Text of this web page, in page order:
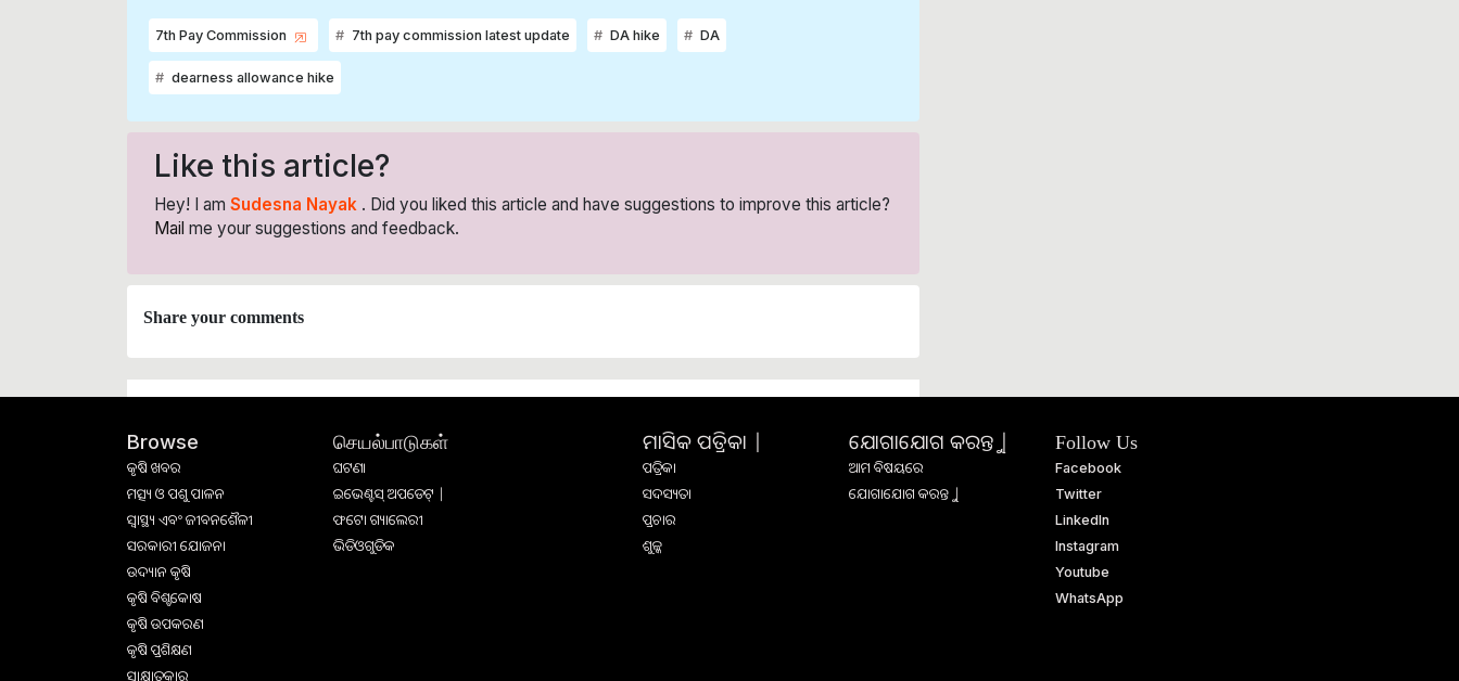
7th Pay Commission 7th pay commission latest update DA hike DA
dearness allowance hike
Like this article?
Hey! I am Sudesna Nayak . Did you liked this article and have suggestions to improve this article?
Mail me your suggestions and feedback.
Share your comments
Browse
କୃଷି ଖବର
ମତ୍ସ୍ୟ ଓ ପଶୁ ପାଳନ
ସ୍ୱାସ୍ଥ୍ୟ ଏବଂ ଜୀବନଶୈଳୀ
ସରକାରୀ ଯୋଜନା
ଉଦ୍ୟାନ କୃଷି
କୃଷି ବିଶ୍ବକୋଷ
କୃଷି ଉପକରଣ
କୃଷି ପ୍ରଶିକ୍ଷଣ
ସାକ୍ଷାତକାର
செயல்பாடுகள்
ଘଟଣା
ଇଭେଣ୍ଟସ୍ ଅପଡେଟ୍ |
ଫଟୋ ଗ୍ୟାଲେରୀ
ଭିଡିଓଗୁଡିକ
ମାସିକ ପତ୍ରିକା |
ପତ୍ରିକା
ସଦସ୍ୟତା
ପ୍ରଚାର
ଶୁଳ୍କ
ଯୋଗାଯୋଗ କରନ୍ତୁ |
ଆମ ବିଷୟରେ
ଯୋଗାଯୋଗ କରନ୍ତୁ |
Follow Us
Facebook
Twitter
LinkedIn
Instagram
Youtube
WhatsApp